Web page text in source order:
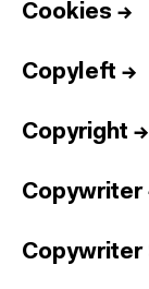
Cookies →
Copyleft →
Copyright →
Copywriter
Copywriter